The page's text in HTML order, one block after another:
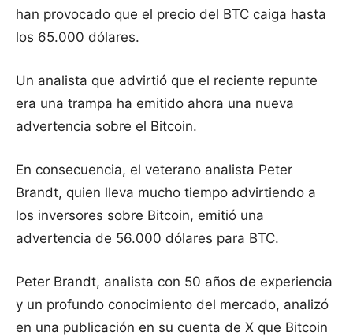
han provocado que el precio del BTC caiga hasta
los 65.000 dólares.
Un analista que advirtió que el reciente repunte
era una trampa ha emitido ahora una nueva
advertencia sobre el Bitcoin.
En consecuencia, el veterano analista Peter
Brandt, quien lleva mucho tiempo advirtiendo a
los inversores sobre Bitcoin, emitió una
advertencia de 56.000 dólares para BTC.
Peter Brandt, analista con 50 años de experiencia
y un profundo conocimiento del mercado, analizó
en una publicación en su cuenta de X que Bitcoin